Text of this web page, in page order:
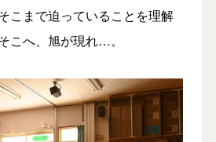
こまで迫っていることを理解
こへ、旭が現れ…。